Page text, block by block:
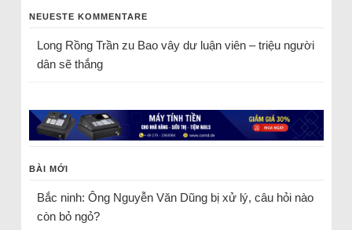
NEUESTE KOMMENTARE
Long Rồng Trầnzu Bao vây dư luận viên – triệu người
dân sẽ thắng
BÀI MỚI
Bắc ninh: Ông Nguyễn Văn Dũng bị xử lý, câu hỏi nào
còn bỏ ngỏ?